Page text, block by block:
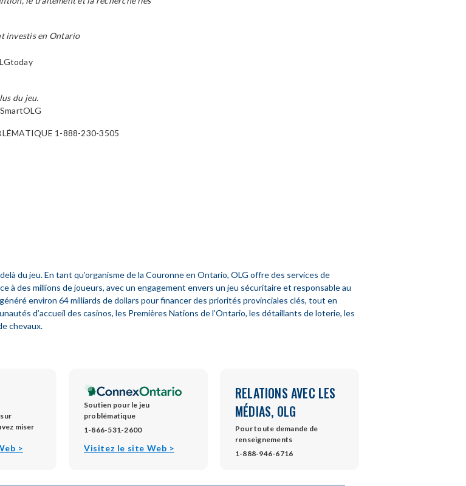
investis en Ontario
du jeu.
1-888-230-3505
du jeu. En tant qu’organisme de la Couronne en Ontario, OLG offre des services de
à des millions de joueurs, avec un engagement envers un jeu sécuritaire et responsable au
environ 64 milliards de dollars pour financer des priorités provinciales clés, tout en
d’accueil des casinos, les Premières Nations de l’Ontario, les détaillants de loterie, les
chevaux.
miser
>opens
Soutien pour le jeu
problématique
1-866-531-2600
Visitez le site Web >opens
RELATIONS AVEC LES
MÉDIAS, OLG
Pour toute demande de
renseignements
1-888-946-6716